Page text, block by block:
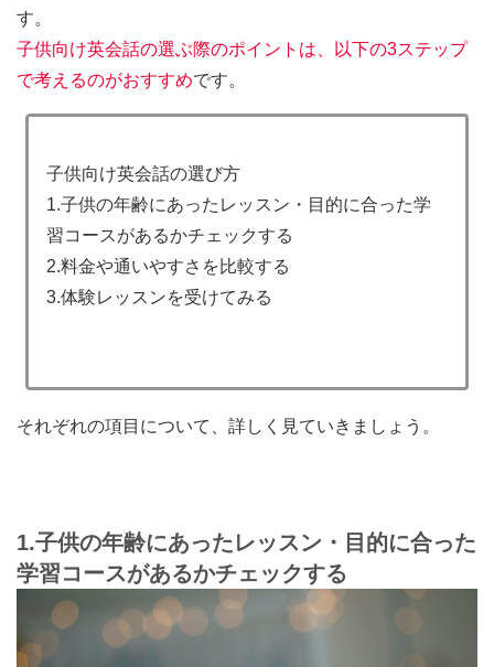
す。
子供向け英会話の選ぶ際のポイントは、以下の3ステップ
で考えるのがおすすめです。
子供向け英会話の選び方
1.子供の年齢にあったレッスン・目的に合った学
習コースがあるかチェックする
2.料金や通いやすさを比較する
3.体験レッスンを受けてみる
それぞれの項目について、詳しく見ていきましょう。
1.子供の年齢にあったレッスン・目的に合った
学習コースがあるかチェックする